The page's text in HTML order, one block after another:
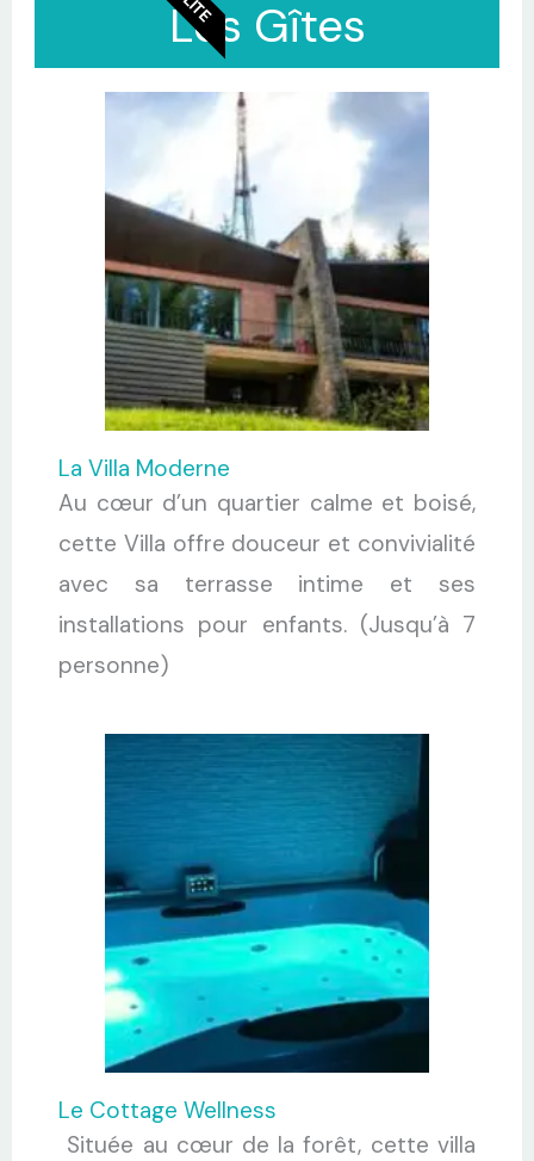
Les Gîtes
La Villa Moderne
Au cœur d’un quartier calme et boisé,
cette Villa offre douceur et convivialité
avec sa terrasse intime et ses
installations pour enfants. (Jusqu’à 7
personne)
Le Cottage Wellness
Située au cœur de la forêt, cette villa